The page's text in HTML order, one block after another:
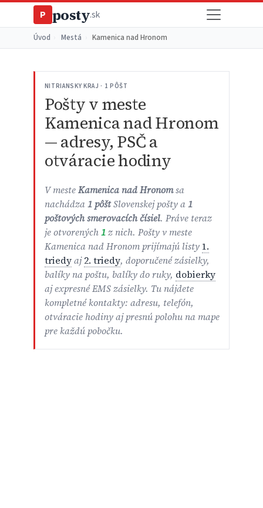
P posty.sk
Úvod Mestá Kamenica nad Hronom
NITRIANSKY KRAJ · 1 PÔŠT
Pošty v meste
Kamenica nad Hronom
— adresy, PSČ a
otváracie hodiny
V mesteKamenica nad Hronomsa
nachádza1 pôštSlovenskej pošty a1
poštových smerovacích čísiel. Práve teraz
je otvorených1z nich. Pošty v meste
Kamenica nad Hronom prijímajú listy 1.
triedyaj2. triedy, doporučené zásielky,
balíky na poštu, balíky do ruky, dobierky
aj expresné EMS zásielky. Tu nájdete
kompletné kontakty: adresu, telefón,
otváracie hodiny aj presnú polohu na mape
pre každú pobočku.